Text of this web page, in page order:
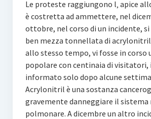
Le proteste raggiungono l‚ apice
è costretta ad ammettere, nel
ottobre, nel corso di un incidente,
ben mezza tonnellata di
allo stesso tempo, vi fosse in corso
popolare con centinaia di visitatori,
informato solo dopo alcune
Acrylonitril è una sostanza
gravemente danneggiare il sistema
polmonare. A dicembre un altro